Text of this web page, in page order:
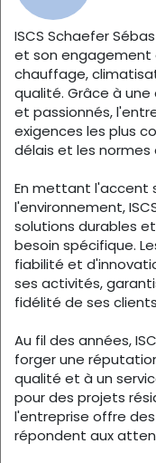
ISCS Schaefer
et son engagement
chauffage,
qualité. Grâce à
et passionnés,
exigences les plus
délais et les
En mettant l'accent
l'environnement,
solutions durables
besoin spécifique.
fiabilité et
ses activités,
fidélité de ses
Au fil des années,
forger une
qualité et à un
pour des projets
l'entreprise offre
répondent aux